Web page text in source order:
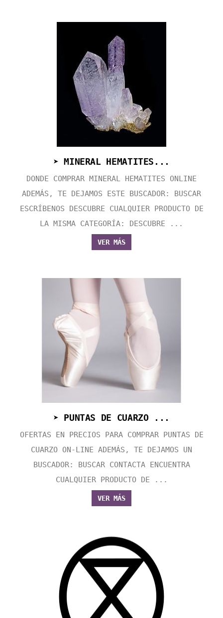
➤ MINERAL HEMATITES...
DONDE COMPRAR MINERAL HEMATITES ONLINE
ADEMÁS, TE DEJAMOS ESTE BUSCADOR: BUSCAR
ESCRÍBENOS DESCUBRE CUALQUIER PRODUCTO DE
LA MISMA CATEGORÍA: DESCUBRE ...
VER MÁS
➤ PUNTAS DE CUARZO ...
OFERTAS EN PRECIOS PARA COMPRAR PUNTAS DE
CUARZO ON-LINE ADEMÁS, TE DEJAMOS UN
BUSCADOR: BUSCAR CONTACTA ENCUENTRA
CUALQUIER PRODUCTO DE ...
VER MÁS